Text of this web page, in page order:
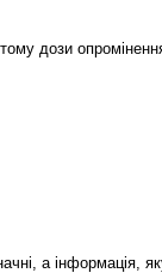
дози
а інформація,